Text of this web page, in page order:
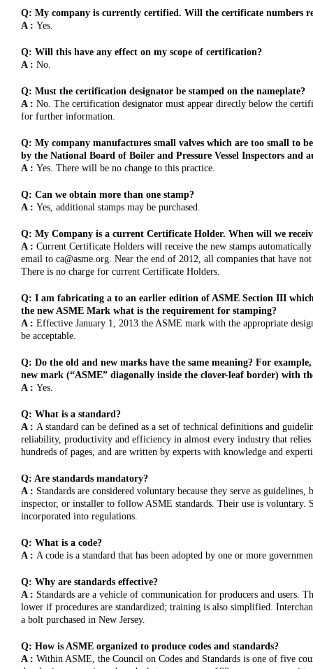
Q: My company is currently certified. Will the certificate numbers
A : Yes.
Q: Will this have any effect on my scope of certification?
A : No.
Q: Must the certification designator be stamped on the nameplate?
A : No. The certification designator must appear directly below the
for further information.
Q: My company manufactures small valves which are too small to
by the National Board of Boiler and Pressure Vessel Inspectors
A : Yes. There will be no change to this practice.
Q: Can we obtain more than one stamp?
A : Yes, additional stamps may be purchased.
Q: My Company is a current Certificate Holder. When will we
A : Current Certificate Holders will receive the new stamps
email to ca@asme.org. Near the end of 2012, all companies that have
There is no charge for current Certificate Holders.
Q: I am fabricating a to an earlier edition of ASME Section III
the new ASME Mark what is the requirement for stamping?
A : Effective January 1, 2013 the ASME mark with the appropriate
be acceptable.
Q: Do the old and new marks have the same meaning? For
new mark (“ASME” diagonally inside the clover-leaf border) with
A : Yes.
Q: What is a standard?
A : A standard can be defined as a set of technical definitions and
reliability, productivity and efficiency in almost every industry that relies
hundreds of pages, and are written by experts with knowledge and
Q: Are standards mandatory?
A : Standards are considered voluntary because they serve as
inspector, or installer to follow ASME standards. Their use is voluntary.
incorporated into regulations.
Q: What is a code?
A : A code is a standard that has been adopted by one or more
Q: Why are standards effective?
A : Standards are a vehicle of communication for producers and users.
lower if procedures are standardized; training is also simplified.
a bolt purchased in New Jersey.
Q: How is ASME organized to produce codes and standards?
A : Within ASME, the Council on Codes and Standards is one of five